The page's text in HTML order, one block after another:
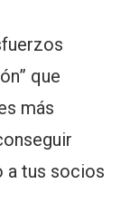
que
más
a tus socios